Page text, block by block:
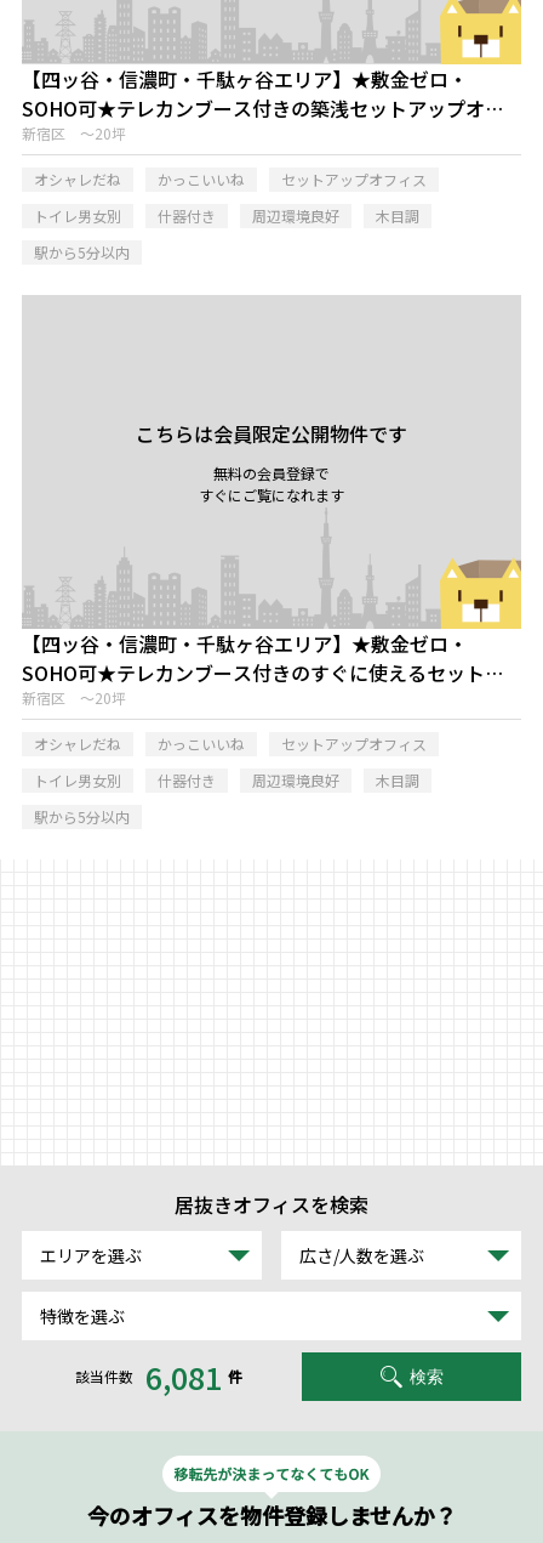
【四ッ谷・信濃町・千駄ヶ谷エリア】★敷金ゼロ・
SOHO可★テレカンブース付きの築浅セットアップオフ
ィス
新宿区 ～20坪
オシャレだね かっこいいね
セットアップオフィス
トイレ男女別
什器付き 周辺環境良好
木目調
駅から5分以内
こちらは会員限定公開物件です
無料の会員登録で
すぐにご覧になれます
【四ッ谷・信濃町・千駄ヶ谷エリア】★敷金ゼロ・
SOHO可★テレカンブース付きのすぐに使えるセットア
ップオフィス
新宿区 ～20坪
オシャレだね かっこいいね
セットアップオフィス
トイレ男女別
什器付き 周辺環境良好
木目調
駅から5分以内
居抜きオフィスを検索
エリアを選ぶ 広さ/人数を選ぶ
特徴を選ぶ
該当件数 6,081 件 検索
今のオフィスを物件登録しませんか？